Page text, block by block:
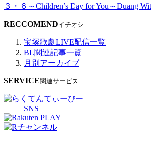
３・６～Children’s Day for You～Duang
RECCOMENDイチオシ
宝塚歌劇LIVE配信一覧
BL関連記事一覧
月別アーカイブ
SERVICE関連サービス
SNS